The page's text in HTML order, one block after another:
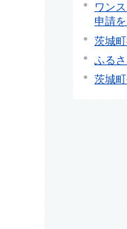
ワン
申請
茨城
ふる
茨城